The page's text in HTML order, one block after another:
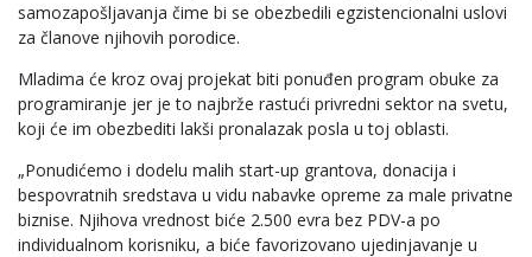
samozapošljavanja čime bi se obezbedili egzistencionalni uslovi
za članove njihovih porodice.
Mladima će kroz ovaj projekat biti ponuđen program obuke za
programiranje jer je to najbrže rastući privredni sektor na svetu,
koji će im obezbediti lakši pronalazak posla u toj oblasti.
„Ponudićemo i dodelu malih start-up grantova, donacija i
bespovratnih sredstava u vidu nabavke opreme za male privatne
biznise. Njihova vrednost biće 2.500 evra bez PDV-a po
individualnom korisniku, a biće favorizovano ujedinjavanje u